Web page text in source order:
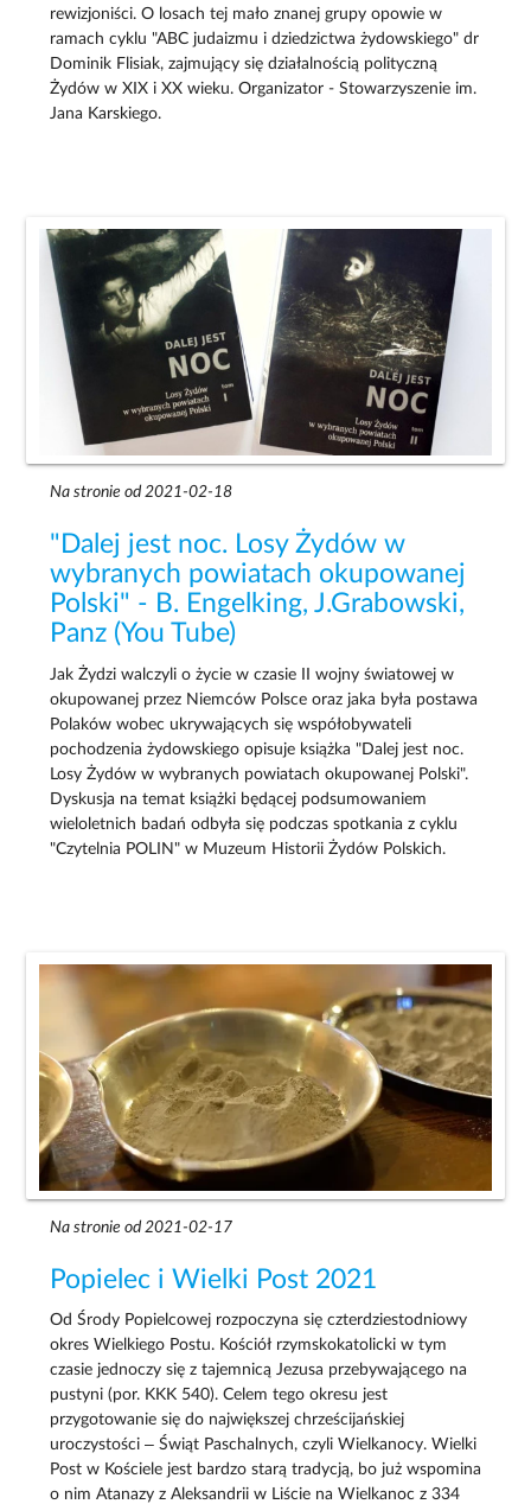
rewizjoniści. O losach tej mało znanej grupy opowie w
ramach cyklu "ABC judaizmu i dziedzictwa żydowskiego" dr
Dominik Flisiak, zajmujący się działalnością polityczną
Żydów w XIX i XX wieku. Organizator - Stowarzyszenie im.
Jana Karskiego.
Na stronie od 2021-02-18
"Dalej jest noc. Losy Żydów w
wybranych powiatach okupowanej
Polski" - B. Engelking, J.Grabowski,
Panz (You Tube)
Jak Żydzi walczyli o życie w czasie II wojny światowej w
okupowanej przez Niemców Polsce oraz jaka była postawa
Polaków wobec ukrywających się współobywateli
pochodzenia żydowskiego opisuje książka "Dalej jest noc.
Losy Żydów w wybranych powiatach okupowanej Polski".
Dyskusja na temat książki będącej podsumowaniem
wieloletnich badań odbyła się podczas spotkania z cyklu
"Czytelnia POLIN" w Muzeum Historii Żydów Polskich.
Na stronie od 2021-02-17
Popielec i Wielki Post 2021
Od Środy Popielcowej rozpoczyna się czterdziestodniowy
okres Wielkiego Postu. Kościół rzymskokatolicki w tym
czasie jednoczy się z tajemnicą Jezusa przebywającego na
pustyni (por. KKK 540). Celem tego okresu jest
przygotowanie się do największej chrześcijańskiej
uroczystości – Świąt Paschalnych, czyli Wielkanocy. Wielki
Post w Kościele jest bardzo starą tradycją, bo już wspomina
o nim Atanazy z Aleksandrii w Liście na Wielkanoc z 334